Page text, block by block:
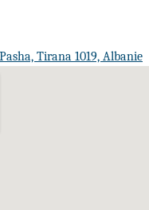
Tirana 1019, Albanie